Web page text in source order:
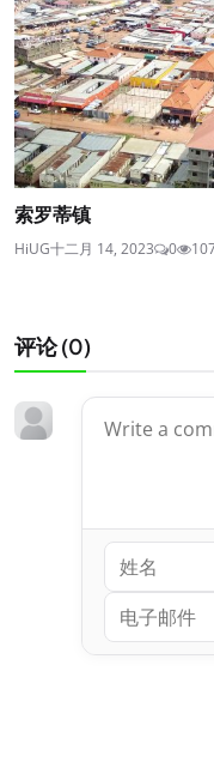
索罗蒂镇
HiUG十二月 14, 2023 0
评论 (0)